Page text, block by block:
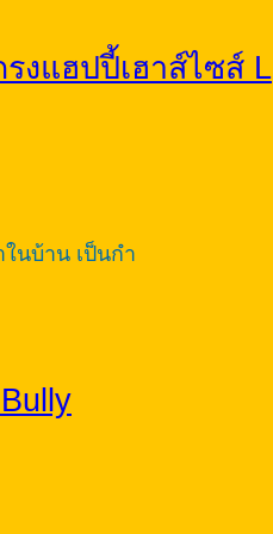
งแฮปปี้เฮาส์ไซส์ L
นบ้าน เป็นกำ